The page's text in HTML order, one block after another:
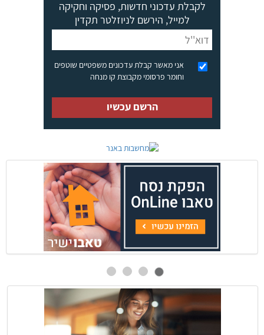
לקבלת עדכוני חדשות, פסיקה וחקיקה
למייל, הירשם לניוזלטר תקדין
אני מאשר קבלת עדכונים משפטיים שוטפים
וחומר פרסומי מקבוצת קו מנחה
הרשם עכשיו